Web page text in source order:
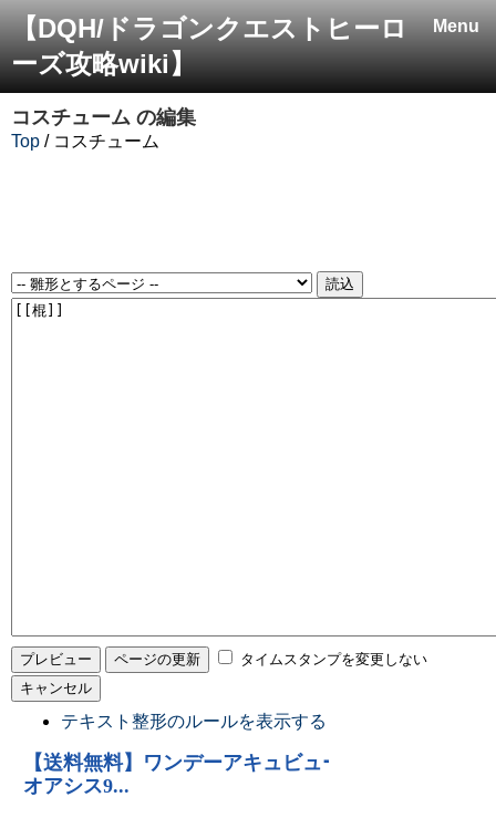
Menu
【DQH/ドラゴンクエストヒーロ
ーズ攻略wiki】
コスチューム の編集
Top / コスチューム
タイムスタンプを変更しない
テキスト整形のルールを表示する